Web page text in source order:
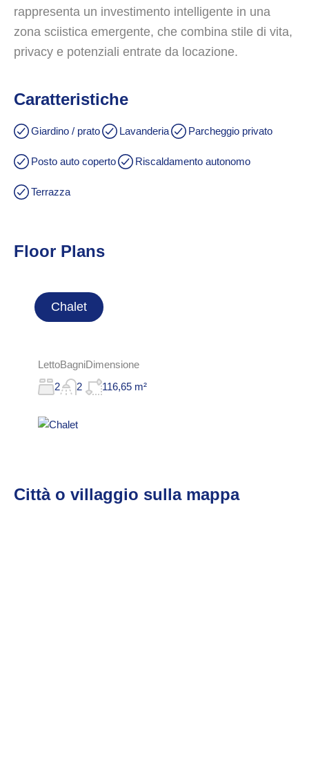
rappresenta un investimento intelligente in una
zona sciistica emergente, che combina stile di vita,
privacy e potenziali entrate da locazione.
Caratteristiche
Giardino / prato Lavanderia Parcheggio privato
Posto auto coperto Riscaldamento autonomo
Terrazza
Floor Plans
Chalet
Letto
2
Bagni
2
Dimensione
116,65 m²
Città o villaggio sulla mappa